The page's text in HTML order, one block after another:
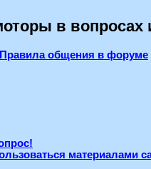
в вопросах
Правила общения в форуме
материалами